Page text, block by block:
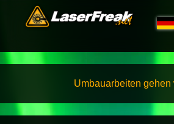
Umbauarbeiten gehen